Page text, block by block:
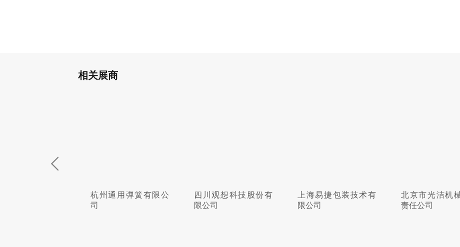
相关展商
四川观想科技股份有
上海易捷包装技术有
北京市光洁机械有限
江苏航申
限公司